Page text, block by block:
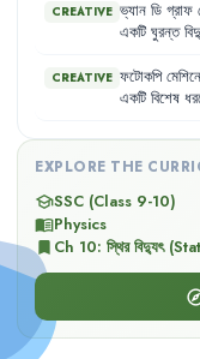
CREATIVE ভ্যান ডি গ্রাফ
একটি ঘুরন্ত
থেকে একটি
দেয়।
CREATIVE ফটোকপি মেশিনে
একটি বিশেষ
মতো সূক্ষ্ম কালির
সেখানে কালো
EXPLORE THE
schoolSSC (Class 9-10)
menu_bookPhysics
bookmark Ch 10: স্থির বিদ্যুৎ